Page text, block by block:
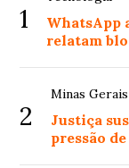
1
WhatsApp
relatam
2
Minas Gerais
Justiça
pressão